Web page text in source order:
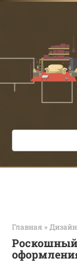
Перейти
Поиск:
Главная »